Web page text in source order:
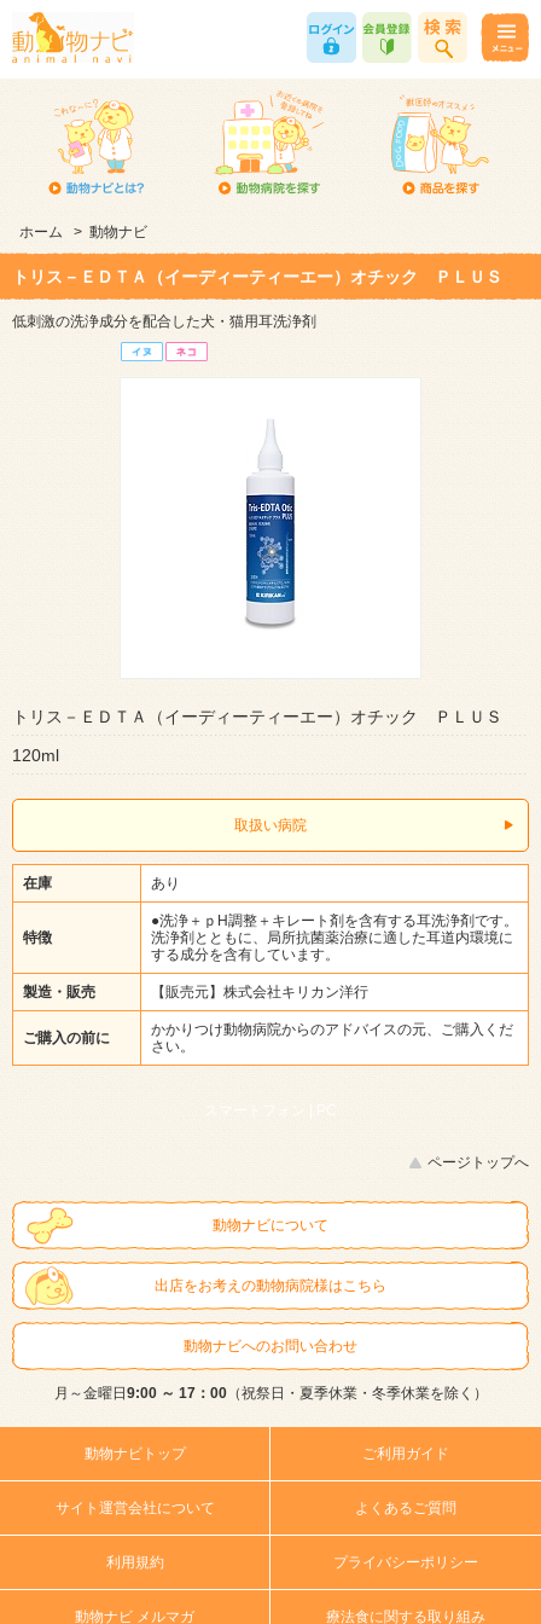
ホーム > 動物ナビ
トリス－ＥＤＴＡ（イーディーティーエー）オチック ＰＬＵＳ
低刺激の洗浄成分を配合した犬・猫用耳洗浄剤
トリス－ＥＤＴＡ（イーディーティーエー）オチック ＰＬＵＳ
120ml
取扱い病院
在庫 あり
特徴
●洗浄＋ｐH調整＋キレート剤を含有する耳洗浄剤です。
洗浄剤とともに、局所抗菌薬治療に適した耳道内環境に
する成分を含有しています。
製造・販売 【販売元】株式会社キリカン洋行
ご購入の前に
かかりつけ動物病院からのアドバイスの元、ご購入くだ
さい。
スマートフォン |
ページトップへ
動物ナビについて
出店をお考えの動物病院様はこちら
動物ナビへのお問い合わせ
月～金曜日9:00 ～ 17：00（祝祭日・夏季休業・冬季休業を除く）
動物ナビトップ ご利用ガイド
サイト運営会社について よくあるご質問
利用規約 プライバシーポリシー
動物ナビ メルマガ 療法食に関する取り組み